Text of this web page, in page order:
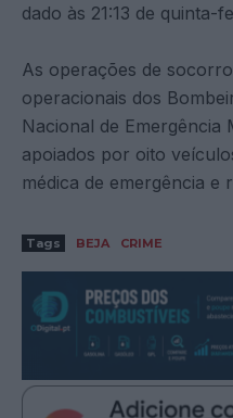
dado às 21:13 de quinta-
As operações de
operacionais dos
Nacional de Emergência
apoiados por oito
médica de emergência e
Tags BEJA CRIME